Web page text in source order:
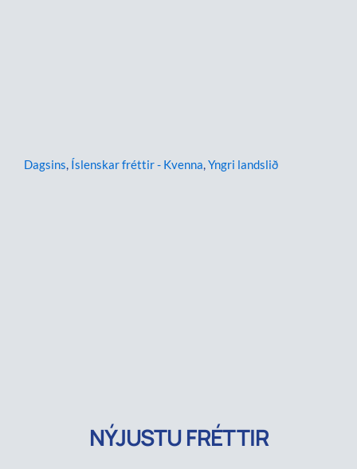
Dagsins, Íslenskar fréttir - Kvenna,Yngri landslið
NÝJUSTU FRÉTTIR